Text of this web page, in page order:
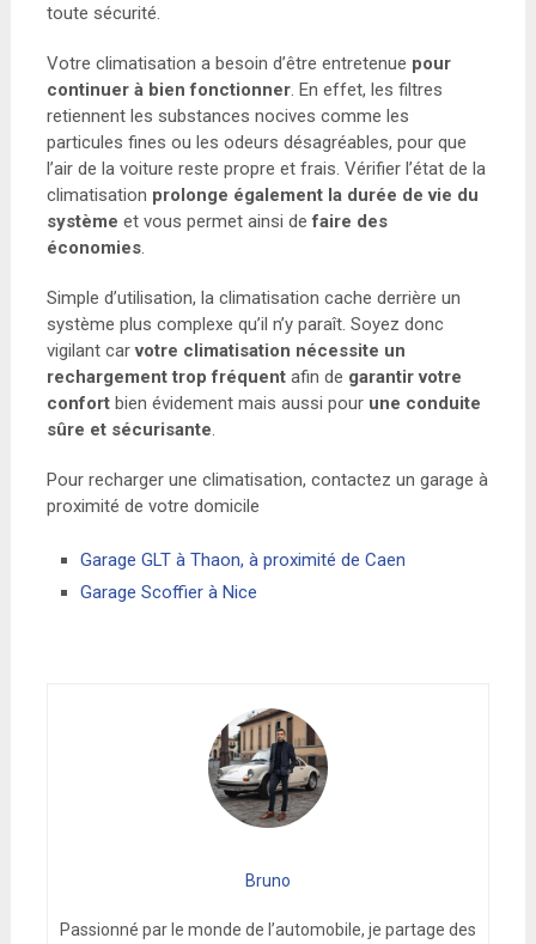
toute sécurité.
Votre climatisation a besoin d’être entretenue pour
continuer à bien fonctionner. En effet, les filtres
retiennent les substances nocives comme les
particules fines ou les odeurs désagréables, pour que
l’air de la voiture reste propre et frais. Vérifier l’état de la
climatisation prolonge également la durée de vie du
système et vous permet ainsi defaire des
économies.
Simple d’utilisation, la climatisation cache derrière un
système plus complexe qu’il n’y paraît. Soyez donc
vigilant carvotre climatisation nécessite un
rechargement trop fréquentafin de garantir votre
confort bien évidement mais aussi pour une conduite
sûre et sécurisante.
Pour recharger une climatisation, contactez un garage à
proximité de votre domicile
Garage GLT à Thaon, à proximité de Caen
Garage Scoffier à Nice
Bruno
Passionné par le monde de l’automobile, je partage des